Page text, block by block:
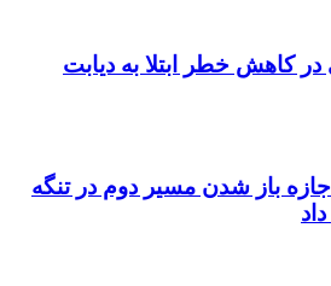
کاهش خطر ابتلا به دیابت
باز شدن مسیر دوم در تنگه